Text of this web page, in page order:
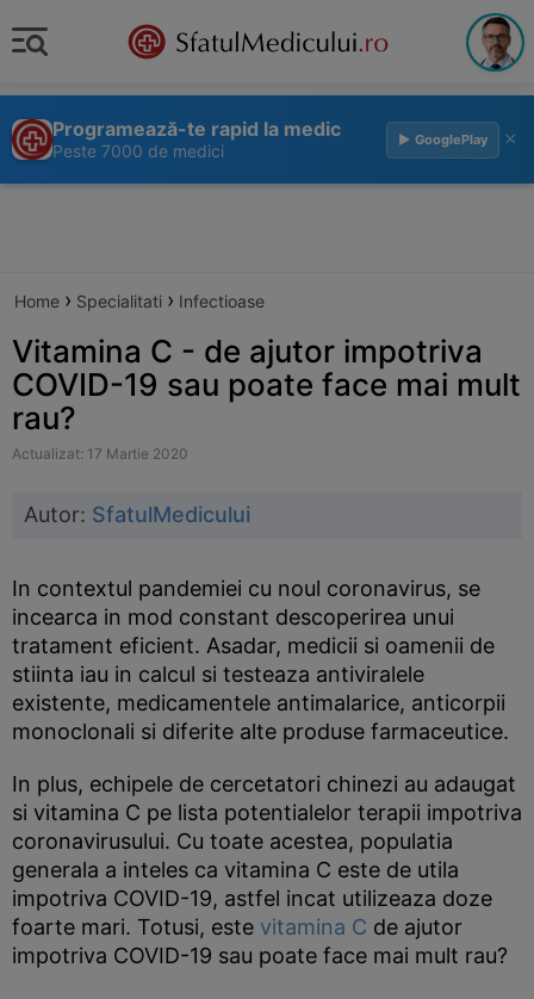
Programează-te rapid la medic
Peste 7000 de medici
▶ GooglePlay ×
Home › Specialitati › Infectioase
Vitamina C - de ajutor impotriva
COVID-19 sau poate face mai mult
rau?
Actualizat: 17 Martie 2020
Autor: SfatulMedicului
In contextul pandemiei cu noul coronavirus, se
incearca in mod constant descoperirea unui
tratament eficient. Asadar, medicii si oamenii de
stiinta iau in calcul si testeaza antiviralele
existente, medicamentele antimalarice, anticorpii
monoclonali si diferite alte produse farmaceutice.
In plus, echipele de cercetatori chinezi au adaugat
si vitamina C pe lista potentialelor terapii impotriva
coronavirusului. Cu toate acestea, populatia
generala a inteles ca vitamina C este de utila
impotriva COVID-19, astfel incat utilizeaza doze
foarte mari. Totusi, este vitamina C de ajutor
impotriva COVID-19 sau poate face mai mult rau?